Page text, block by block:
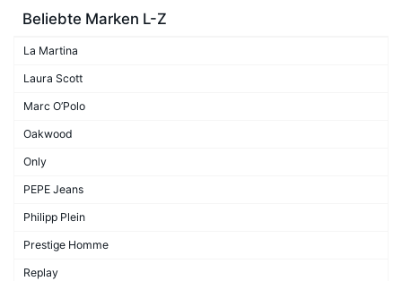
Beliebte Marken L-Z
La Martina
Laura Scott
Marc O’Polo
Oakwood
Only
PEPE Jeans
Philipp Plein
Prestige Homme
Replay